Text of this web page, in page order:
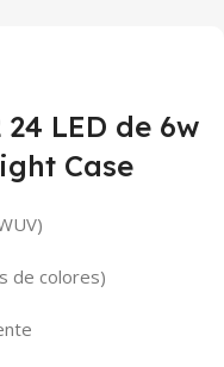
LED de 6w
Case
de colores)